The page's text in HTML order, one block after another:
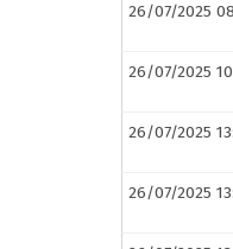
26/07/2025
26/07/2025
26/07/2025
26/07/2025